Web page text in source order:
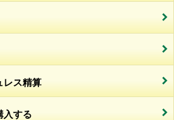
レス精算
入する